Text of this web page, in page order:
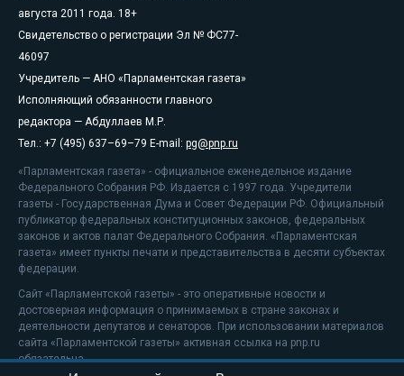
августа 2011 года. 18+
Свидетельство о регистрации Эл № ФС77-
46097
Учредитель — АНО «Парламентская газета»
Исполняющий обязанности главного
редактора — Абдуллаев М.Р.
Тел.: +7 (495) 637–69–79 E-mail: pg@pnp.ru
«Парламентская газета» - официальное еженедельное издание
Федерального Собрания РФ. Издается с 1997 года. Учредители
газеты - Государственная Дума и Совет Федерации РФ. Официальный
публикатор федеральных конституционных законов, федеральных
законов и актов палат Федерального Собрания. «Парламентская
газета» имеет пункты печати и представительства в десяти субъектах
федерации.
Сайт «Парламентской газеты» - это оперативные новости и
достоверная информация о принимаемых в стране законах и
деятельности депутатов и сенаторов. При использовании материалов
сайта «Парламентской газеты» активная ссылка на pnp.ru
обязательна.